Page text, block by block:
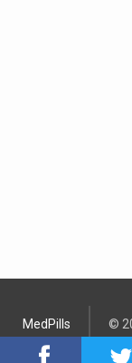
MedPills ©